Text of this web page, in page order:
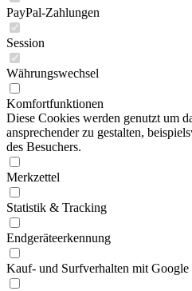
PayPal-Zahlungen
Session
Währungswechsel
Komfortfunktionen
Diese Cookies werden genutzt um
ansprechender zu gestalten,
des Besuchers.
Merkzettel
Statistik & Tracking
Endgeräteerkennung
Kauf- und Surfverhalten mit Google